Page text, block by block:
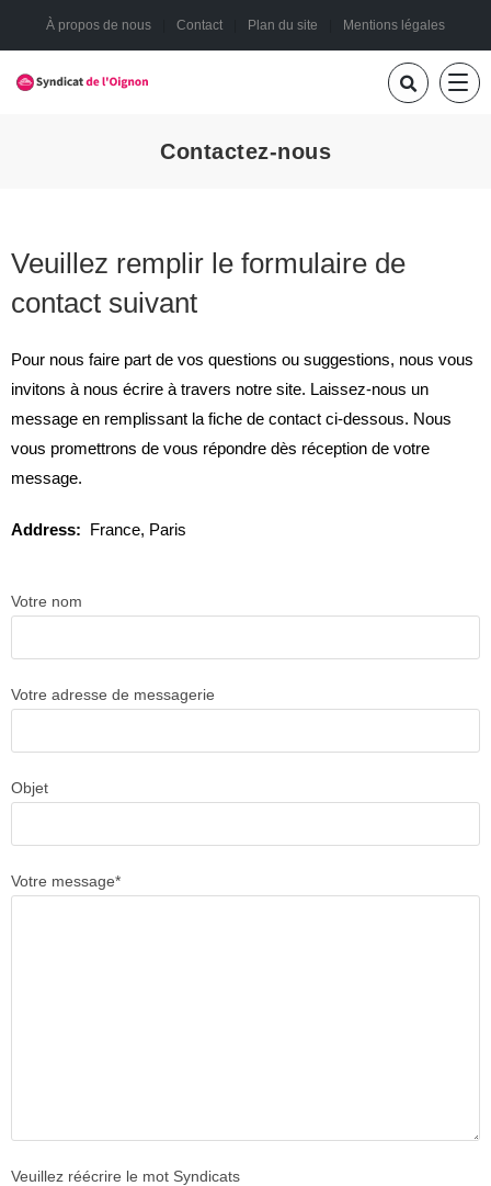
À propos de nous Contact Plan du site Mentions légales
Contactez-nous
Veuillez remplir le formulaire de
contact suivant
Pour nous faire part de vos questions ou suggestions, nous vous
invitons à nous écrire à travers notre site. Laissez-nous un
message en remplissant la fiche de contact ci-dessous. Nous
vous promettrons de vous répondre dès réception de votre
message.
Address: France, Paris
Votre nom
Votre adresse de messagerie
Objet
Votre message*
Veuillez réécrire le mot Syndicats